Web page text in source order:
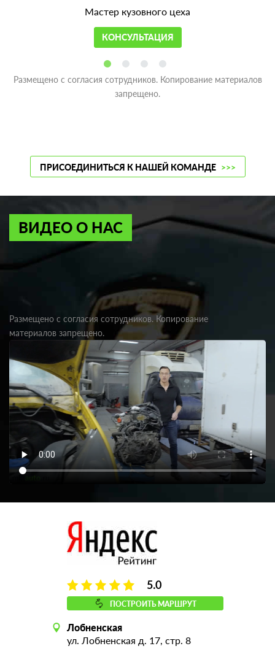
Мастер кузовного цеха
КОНСУЛЬТАЦИЯ
Размещено с согласия сотрудников. Копирование материалов
запрещено.
ПРИСОЕДИНИТЬСЯ К НАШЕЙ КОМАНДЕ >>>
ВИДЕО О НАС
Размещено с согласия сотрудников. Копирование
материалов запрещено.
5.0
ПОСТРОИТЬ МАРШРУТ
Лобненская
ул. Лобненская д. 17, стр. 8